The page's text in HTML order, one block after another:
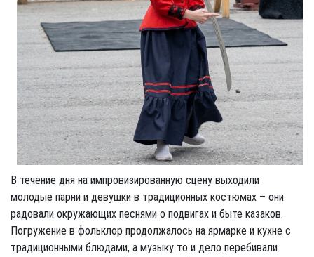
В течение дня на импровизированную сцену выходили
молодые парни и девушки в традиционных костюмах – они
радовали окружающих песнями о подвигах и быте казаков.
Погружение в фольклор продолжалось на ярмарке и кухне с
традиционными блюдами, а музыку то и дело перебивали